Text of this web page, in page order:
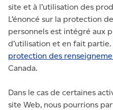
site et à l’utilisation des
L’énoncé sur la protection
personnels est intégré aux
d’utilisation et en fait partie.
protection des
Canada.
Dans le cas de certaines
site Web, nous pourrions